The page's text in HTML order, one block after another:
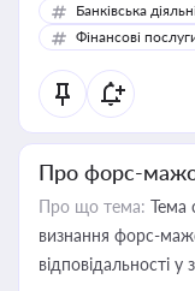
Банківська
Фінансові
Про форс-
Про що тема: Тема
визнання форс-
відповідальності у